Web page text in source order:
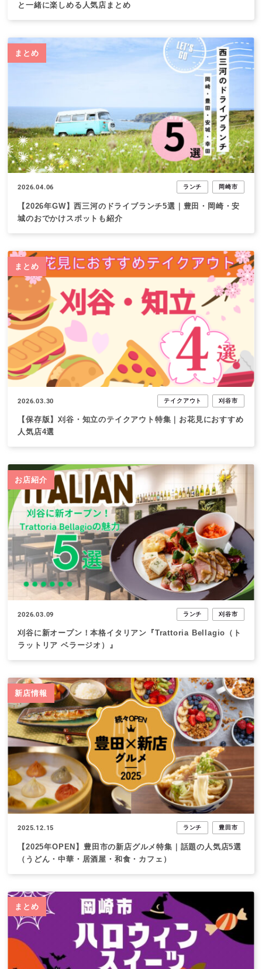
と一緒に楽しめる人気店まとめ
まとめ
2026.04.06 ランチ 岡崎市
【2026年GW】西三河のドライブランチ5選｜豊田・岡崎・安
城のおでかけスポットも紹介
まとめ
2026.03.30 テイクアウト 刈谷市
【保存版】刈谷・知立のテイクアウト特集｜お花見におすすめ
人気店4選
お店紹介
2026.03.09 ランチ 刈谷市
刈谷に新オープン！本格イタリアン『Trattoria Bellagio（ト
ラットリア ベラージオ）』
新店情報
2025.12.15 ランチ 豊田市
【2025年OPEN】豊田市の新店グルメ特集｜話題の人気店5選
（うどん・中華・居酒屋・和食・カフェ）
まとめ